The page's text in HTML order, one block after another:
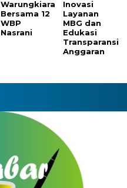
Warungkiara
Bersama 12
WBP
Nasrani
Inovasi
Layanan
MBG dan
Edukasi
Transparansi
Anggaran